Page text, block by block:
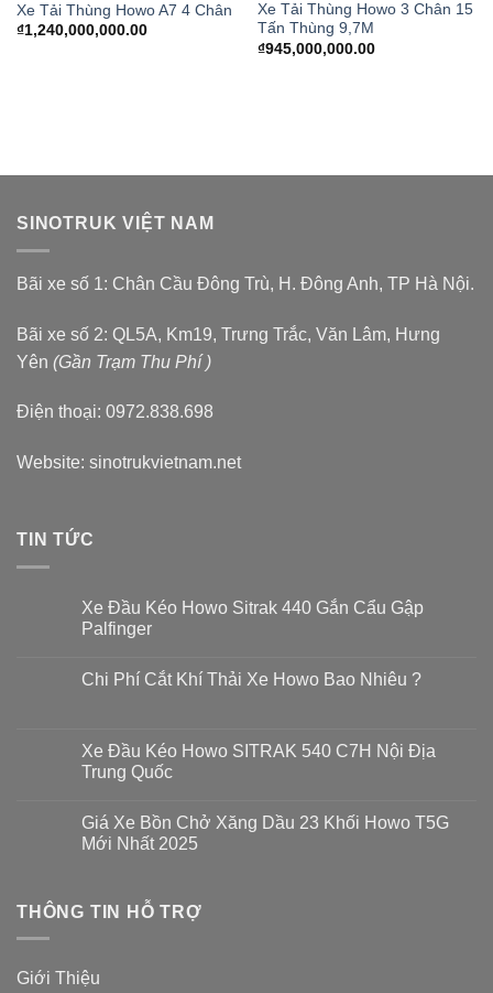
Xe Tải Thùng Howo A7 4 Chân
₫1,240,000,000.00
Xe Tải Thùng Howo 3 Chân 15
Tấn Thùng 9,7M
₫945,000,000.00
SINOTRUK VIỆT NAM
Bãi xe số 1: Chân Cầu Đông Trù, H. Đông Anh, TP Hà Nội.
Bãi xe số 2: QL5A, Km19, Trưng Trắc, Văn Lâm, Hưng
Yên (Gần Trạm Thu Phí )
Điện thoại: 0972.838.698
Website: sinotrukvietnam.net
TIN TỨC
Xe Đầu Kéo Howo Sitrak 440 Gắn Cẩu Gập
Palfinger
bình
Kéo
Howo
Sitrak
Cẩu
Gập
Palfinger
Chi Phí Cắt Khí Thải Xe Howo Bao Nhiêu ?
luận
ở
Chi
Khí
Thải
Xe
Xe Đầu Kéo Howo SITRAK 540 C7H Nội Địa
Trung Quốc
bình
luận
ở
Howo
SITRAK
Địa
Giá Xe Bồn Chở Xăng Dầu 23 Khối Howo T5G
Mới Nhất 2025
luận
ở
Chở
THÔNG TIN HỖ TRỢ
Giới Thiệu